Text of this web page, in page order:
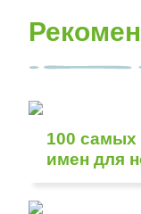
100
имен для